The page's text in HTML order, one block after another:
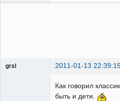
grsl 2011-01-13
Как говорил
быть и дети.